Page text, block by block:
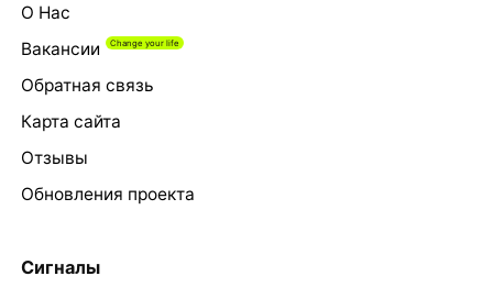
О Нас
Вакансии
Обратная связь
Карта сайта
Отзывы
Обновления проекта
Сигналы